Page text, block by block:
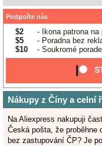
Podpořte nás
$2
- Ikona patrona na
$5
- Poradna bez
$10
- Soukromé
Nákupy z Číny a celní
Na Aliexpress nakupuji
Česká pošta, že
bez zastupování ČP? Je